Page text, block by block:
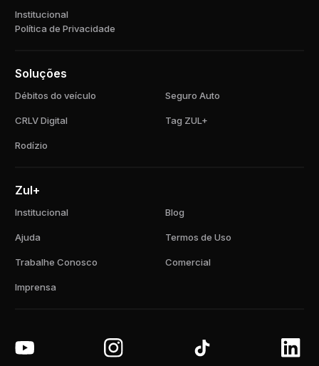
Institucional
Política de Privacidade
Soluções
Débitos do veículo Seguro Auto
CRLV Digital Tag ZUL+
Rodízio
Zul+
Institucional Blog
Ajuda Termos de Uso
Trabalhe Conosco Comercial
Imprensa